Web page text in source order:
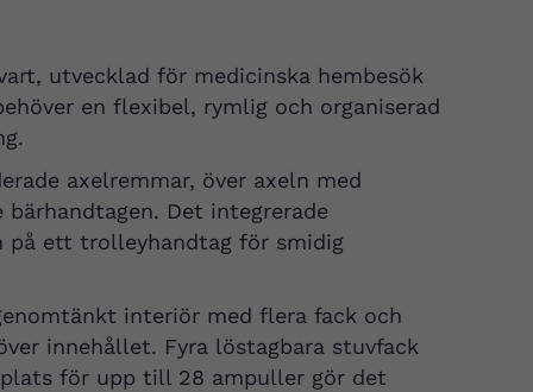
utvecklad för medicinska hembesök
en flexibel, rymlig och organiserad
axelremmar, över axeln med
Det integrerade
på ett trolleyhandtag för smidig
interiör med flera fack och
innehållet. Fyra löstagbara stuvfack
för upp till 28 ampuller gör det